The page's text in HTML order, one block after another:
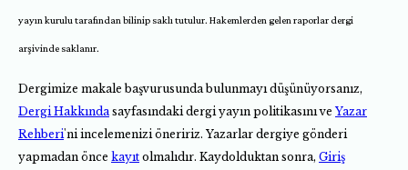
yayın kurulu tarafından bilinip saklı tutulur. Hakemlerden gelen raporlar dergi
arşivinde saklanır.
Dergimize makale başvurusunda bulunmayı düşünüyorsanız,
Dergi Hakkındasayfasındaki dergi yayın politikasını ve Yazar
Rehberi'ni incelemenizi öneririz. Yazarlar dergiye gönderi
yapmadan önce kayıt olmalıdır. Kaydolduktan sonra, Giriş